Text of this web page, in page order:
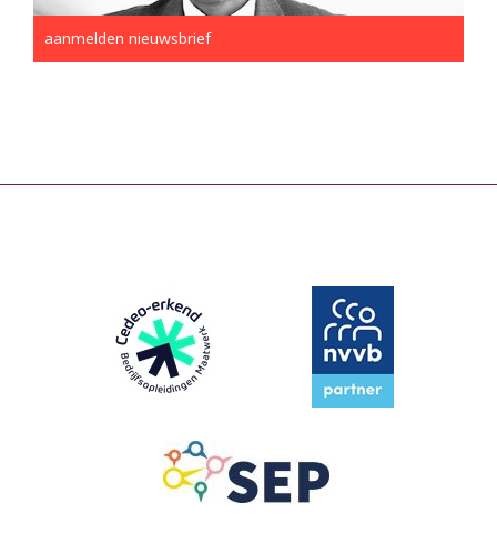
aanmelden nieuwsbrief